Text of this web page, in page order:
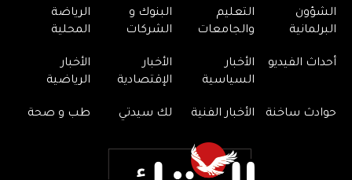
الشؤون
البرلمانية
التعليم
والجامعات
البنوك و
الشركات
الرياضة
المحلية
أحداث الفيديو
الأخبار
السياسية
الأخبار
الإقتصادية
الأخبار
الرياضية
حوادث ساخنة الأخبار الفنية لك سيدتي طب و صحة